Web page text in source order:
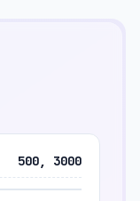
500, 3000